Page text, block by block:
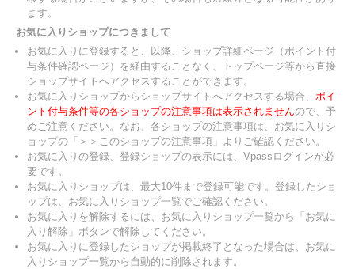
ます。
お気に入りショップにつきまして
お気に入りに登録すると、以降、ショップ詳細ページ（ポイント付
与条件確認ページ）を経由することなく、トップページ等から直接
ショップサイトへアクセスすることができます。
お気に入りショップからショップサイトへアクセスする場合、 ポイ
ント付与条件等の各ショップの注意事項は表示されませんので、予
めご注意ください。なお、各ショップの注意事項は、お気に入りシ
ョップの「＞＞このショップの注意事項」よりご確認ください。
お気に入りの登録、登録ショップの表示には、Vpassログインが必
要です。
お気に入りショップは、最大10件まで登録可能です。登録したショ
ップは、お気に入りショップ一覧でご確認ください。
お気に入りを解除するには、お気に入りショップ一覧から「お気に
入り解除」ボタンで解除してください。
お気に入りに登録したショップが掲載終了となった場合は、お気に
入りショップ一覧から自動的に削除されます。